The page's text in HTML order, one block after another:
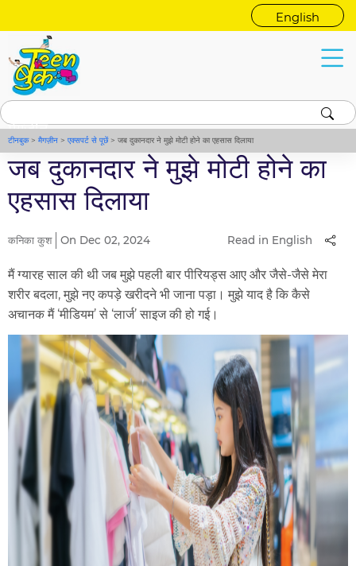
English
मैगज़ीन
टीनबुक>मैगज़ीन >एक्सपर्ट से पूछें>जब दुकानदार ने मुझे मोटी होने का एहसास दिलाया
जब दुकानदार ने मुझे मोटी होने का
एहसास दिलाया
कनिका कुश On Dec 02, 2024 Read in English
मैं ग्यारह साल की थी जब मुझे पहली बार पीरियड्स आए और जैसे-जैसे मेरा
शरीर बदला, मुझे नए कपड़े खरीदने भी जाना पड़ा। मुझे याद है कि कैसे
अचानक मैं ‘मीडियम’ से ‘लार्ज’ साइज की हो गई।